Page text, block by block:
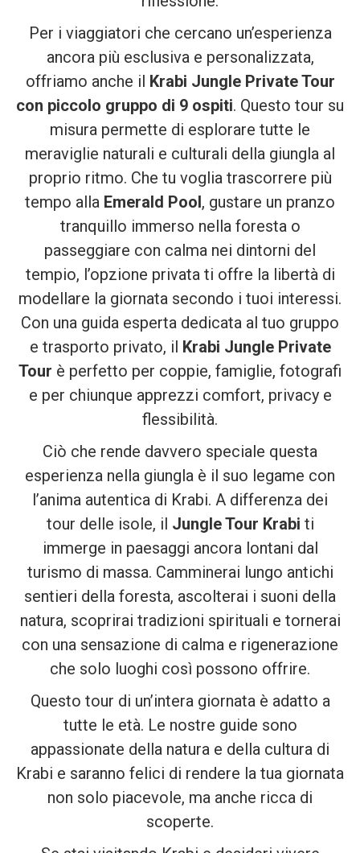
Per i viaggiatori che cercano un’esperienza
ancora più esclusiva e personalizzata,
offriamo anche il Krabi Jungle Private Tour
con piccolo gruppo di 9 ospiti. Questo tour su
misura permette di esplorare tutte le
meraviglie naturali e culturali della giungla al
proprio ritmo. Che tu voglia trascorrere più
tempo alla Emerald Pool, gustare un pranzo
tranquillo immerso nella foresta o
passeggiare con calma nei dintorni del
tempio, l’opzione privata ti offre la libertà di
modellare la giornata secondo i tuoi interessi.
Con una guida esperta dedicata al tuo gruppo
e trasporto privato, il Krabi Jungle Private
Tour è perfetto per coppie, famiglie, fotografi
e per chiunque apprezzi comfort, privacy e
flessibilità.
Ciò che rende davvero speciale questa
esperienza nella giungla è il suo legame con
l’anima autentica di Krabi. A differenza dei
tour delle isole, il Jungle Tour Krabi ti
immerge in paesaggi ancora lontani dal
turismo di massa. Camminerai lungo antichi
sentieri della foresta, ascolterai i suoni della
natura, scoprirai tradizioni spirituali e tornerai
con una sensazione di calma e rigenerazione
che solo luoghi così possono offrire.
Questo tour di un’intera giornata è adatto a
tutte le età. Le nostre guide sono
appassionate della natura e della cultura di
Krabi e saranno felici di rendere la tua giornata
non solo piacevole, ma anche ricca di
scoperte.